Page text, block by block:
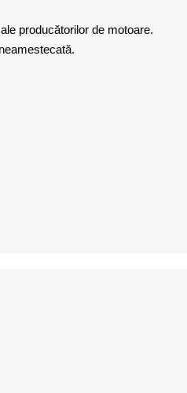
producătorilor de motoare.